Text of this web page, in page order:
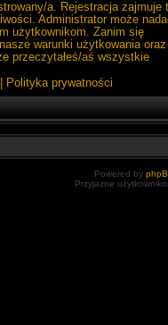
a. Rejestracja zajmuje
Administrator może
użytkownikom. Zanim się
warunki użytkowania oraz
przeczytałeś/aś wszystkie
Polityka prywatności
Powered by
Przyjazne